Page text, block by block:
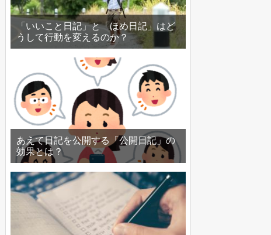
「いいこと日記」と「ほめ日記」はど
うして行動を変えるのか？
あえて日記を公開する「公開日記」の
効果とは？